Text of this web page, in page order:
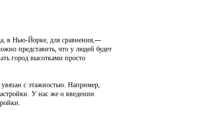
в Нью-Йорке, для сравнения,—
представить, что у людей будет
город высотками просто
с этажностью. Например,
У нас же о введении